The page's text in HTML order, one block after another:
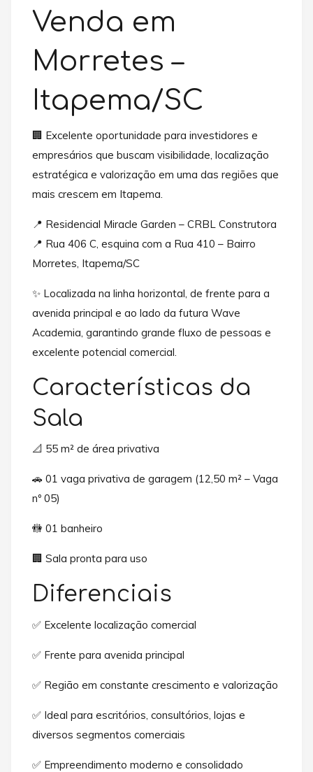
Venda em
Morretes –
Itapema/SC
🏢 Excelente oportunidade para investidores e
empresários que buscam visibilidade, localização
estratégica e valorização em uma das regiões que
mais crescem em Itapema.
📍 Residencial Miracle Garden – CRBL Construtora
📍 Rua 406 C, esquina com a Rua 410 – Bairro
Morretes, Itapema/SC
✨ Localizada na linha horizontal, de frente para a
avenida principal e ao lado da futura Wave
Academia, garantindo grande fluxo de pessoas e
excelente potencial comercial.
Características da
Sala
📐 55 m² de área privativa
🚗 01 vaga privativa de garagem (12,50 m² – Vaga
nº 05)
🚻 01 banheiro
🏢 Sala pronta para uso
Diferenciais
✅ Excelente localização comercial
✅ Frente para avenida principal
✅ Região em constante crescimento e valorização
✅ Ideal para escritórios, consultórios, lojas e
diversos segmentos comerciais
✅ Empreendimento moderno e consolidado